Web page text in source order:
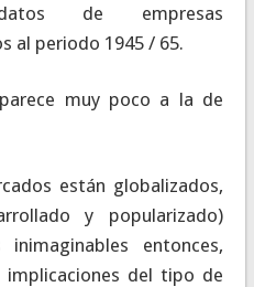
de empresas
al periodo 1945 / 65.
muy poco a la de
están globalizados,
y popularizado)
inimaginables entonces,
del tipo de